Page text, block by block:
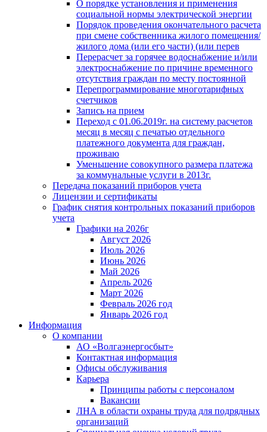
О порядке установления и применения
социальной нормы электрической энергии
Порядок проведения окончательного расчета
при смене собственника жилого помещения/
жилого дома (или его части) (или перев
Перерасчет за горячее водоснабжение и/или
электроснабжение по причине временного
отсутствия граждан по месту постоянной
Перепрограммирование многотарифных
счетчиков
Запись на прием
Переход с 01.06.2019г. на систему расчетов
месяц в месяц с печатью отдельного
платежного документа для граждан,
проживаю
Уменьшение совокупного размера платежа
за коммунальные услуги в 2013г.
Передача показаний приборов учета
Лицензии и сертификаты
График снятия контрольных показаний приборов
учета
Графики на 2026г
Август 2026
Июль 2026
Июнь 2026
Май 2026
Апрель 2026
Март 2026
Февраль 2026 год
Январь 2026 год
Информация
О компании
АО «Волгаэнергосбыт»
Контактная информация
Офисы обслуживания
Карьера
Принципы работы с персоналом
Вакансии
ЛНА в области охраны труда для подрядных
организаций